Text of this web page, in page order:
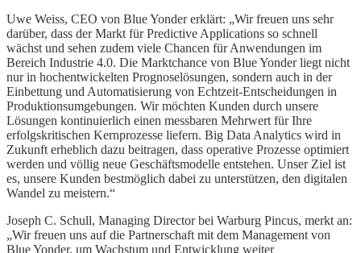
Uwe Weiss, CEO von Blue Yonder erklärt: „Wir freuen uns sehr
darüber, dass der Markt für Predictive Applications so schnell
wächst und sehen zudem viele Chancen für Anwendungen im
Bereich Industrie 4.0. Die Marktchance von Blue Yonder liegt nicht
nur in hochentwickelten Prognoselösungen, sondern auch in der
Einbettung und Automatisierung von Echtzeit-Entscheidungen in
Produktionsumgebungen. Wir möchten Kunden durch unsere
Lösungen kontinuierlich einen messbaren Mehrwert für Ihre
erfolgskritischen Kernprozesse liefern. Big Data Analytics wird in
Zukunft erheblich dazu beitragen, dass operative Prozesse optimiert
werden und völlig neue Geschäftsmodelle entstehen. Unser Ziel ist
es, unsere Kunden bestmöglich dabei zu unterstützen, den digitalen
Wandel zu meistern.“
Joseph C. Schull, Managing Director bei Warburg Pincus, merkt an:
„Wir freuen uns auf die Partnerschaft mit dem Management von
Blue Yonder, um Wachstum und Entwicklung weiter